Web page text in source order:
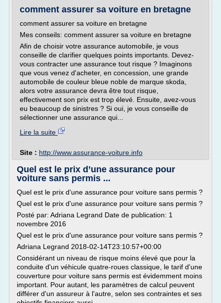
comment assurer sa voiture en bretagne
comment assurer sa voiture en bretagne
Mes conseils: comment assurer sa voiture en bretagne
Afin de choisir votre assurance automobile, je vous
conseille de clarifier quelques points importants. Devez-
vous contracter une assurance tout risque ? Imaginons
que vous venez d'acheter, en concession, une grande
automobile de couleur bleue noble de marque skoda,
alors votre assurance devra être tout risque,
effectivement son prix est trop élevé. Ensuite, avez-vous
eu beaucoup de sinistres ? Si oui, je vous conseille de
sélectionner une assurance qui...
Lire la suite
Site : http://www.assurance-voiture.info
Quel est le prix d’une assurance pour
voiture sans permis ...
Quel est le prix d'une assurance pour voiture sans permis ?
Quel est le prix d'une assurance pour voiture sans permis ?
Posté par: Adriana Legrand Date de publication: 1
novembre 2016
Quel est le prix d'une assurance pour voiture sans permis ?
Adriana Legrand 2018-02-14T23:10:57+00:00
Considérant un niveau de risque moins élevé que pour la
conduite d'un véhicule quatre-roues classique, le tarif d'une
couverture pour voiture sans permis est évidemment moins
important. Pour autant, les paramètres de calcul peuvent
différer d'un assureur à l'autre, selon ses contraintes et ses